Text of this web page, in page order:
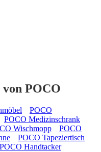
POCO
POCO
POCO Medizinschrank
Wischmopp
POCO
POCO Tapeziertisch
POCO Handtacker